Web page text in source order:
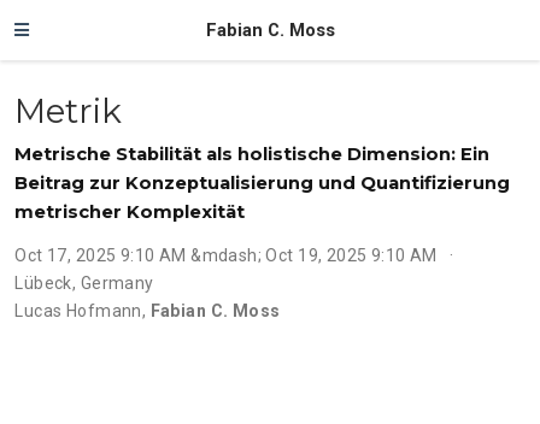
Fabian C. Moss
Metrik
Metrische Stabilität als holistische Dimension: Ein
Beitrag zur Konzeptualisierung und Quantifizierung
metrischer Komplexität
Oct 17, 2025 9:10 AM &mdash; Oct 19, 2025 9:10 AM
Lübeck, Germany
Lucas Hofmann, Fabian C. Moss